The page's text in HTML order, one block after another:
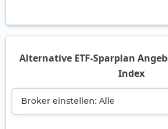
Alternative ETF-Sparplan
Index
Broker einstellen: Alle